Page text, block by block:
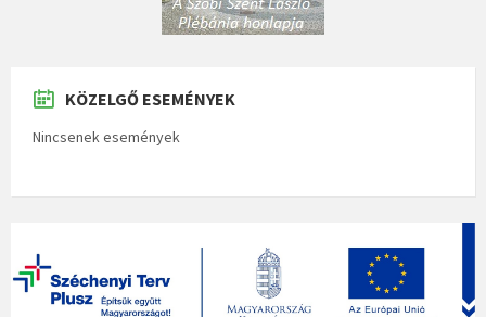
KÖZELGŐ ESEMÉNYEK
Nincsenek események